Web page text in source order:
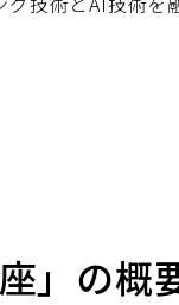
」の概